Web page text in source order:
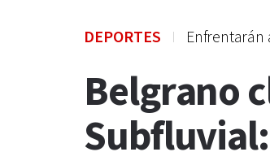
DEPORTES Enfrentarán
Belgrano